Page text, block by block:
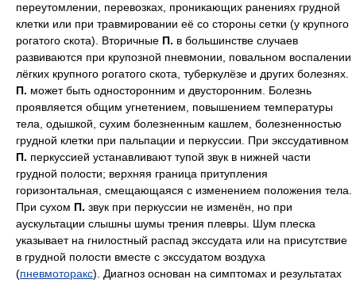
переутомлении, перевозках, проникающих ранениях грудной
клетки или при травмировании её со стороны сетки (у крупного
рогатого скота). Вторичные П. в большинстве случаев
развиваются при крупозной пневмонии, повальном воспалении
лёгких крупного рогатого скота, туберкулёзе и других болезнях.
П. может быть односторонним и двусторонним. Болезнь
проявляется общим угнетением, повышением температуры
тела, одышкой, сухим болезненным кашлем, болезненностью
грудной клетки при пальпации и перкуссии. При экссудативном
П. перкуссией устанавливают тупой звук в нижней части
грудной полости; верхняя граница притупления
горизонтальная, смещающаяся с изменением положения тела.
При сухом П. звук при перкуссии не изменён, но при
аускультации слышны шумы трения плевры. Шум плеска
указывает на гнилостный распад экссудата или на присутствие
в грудной полости вместе с экссудатом воздуха
(пневмоторакс). Диагноз основан на симптомах и результатах